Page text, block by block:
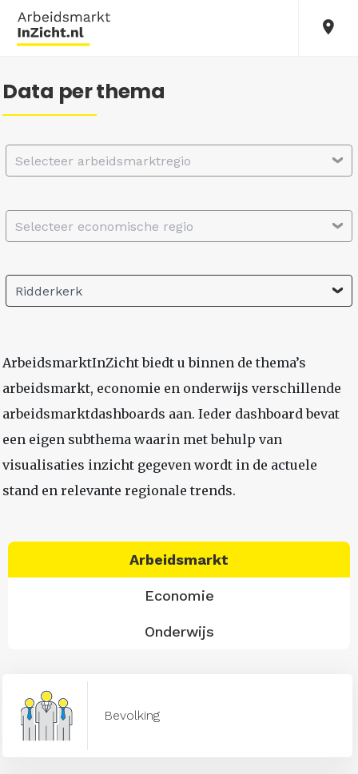
Data per thema
Selecteer arbeidsmarktregio
Selecteer economische regio
Ridderkerk
ArbeidsmarktInZicht biedt u binnen de thema’s
arbeidsmarkt, economie en onderwijs verschillende
arbeidsmarktdashboards aan. Ieder dashboard bevat
een eigen subthema waarin met behulp van
visualisaties inzicht gegeven wordt in de actuele
stand en relevante regionale trends.
Arbeidsmarkt
Economie
Onderwijs
Bevolking